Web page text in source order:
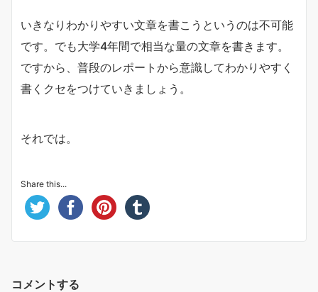
いきなりわかりやすい文章を書こうというのは不可能
です。でも大学4年間で相当な量の文章を書きます。
ですから、普段のレポートから意識してわかりやすく
書くクセをつけていきましょう。
それでは。
Share this...
コメントする